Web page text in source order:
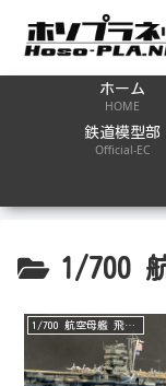
ホーム
HOME
鉄道模型部
Official-EC
1/700
1/700 航空母艦 飛龍(ﾌｼﾞﾐ)